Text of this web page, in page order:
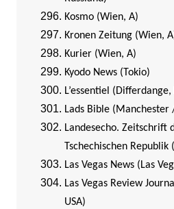
Kosmo (Wien, A)
Kronen Zeitung (Wien,
Kurier (Wien, A)
Kyodo News (Tokio)
L’essentiel
Lads Bible (Manchester
Landesecho. Zeitschrift
Tschechischen Republik
Las Vegas News (Las
Las Vegas Review
USA)